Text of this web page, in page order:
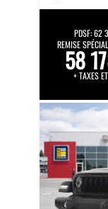
PDSF:62
REMISE
58
+ TAXES